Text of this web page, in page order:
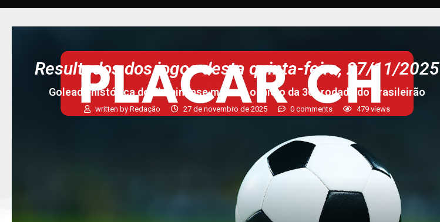
Resultados dos jogos desta quinta-feira, 27/11/2025
Goleada histórica do Fluminense marcou o inicio da 36ª rodada do Brasileirão
written by Redação 27 de novembro de 2025 0 comments 479views